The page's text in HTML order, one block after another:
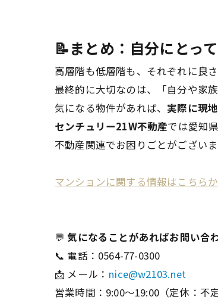
📝まとめ：自分にとっ
高層階も低層階も、それぞれに良
最終的に大切なのは、「自分や家
気になる物件があれば、 実際に現
センチュリー21W不動産では愛知
不動産関連でお困りごとがござい
マンションに関する情報はこちら
💬気になることがあればお問い合
📞 電話：0564-77-0300
📩 メール： nice@w2103.net
営業時間：9:00〜19:00（定休：不定